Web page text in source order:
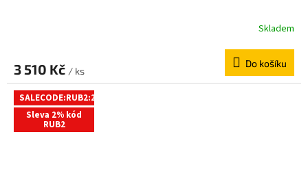
Skladem
3 510 Kč / ks
Do košíku
SALECODE:RUB2:2:%
Sleva 2% kód
RUB2